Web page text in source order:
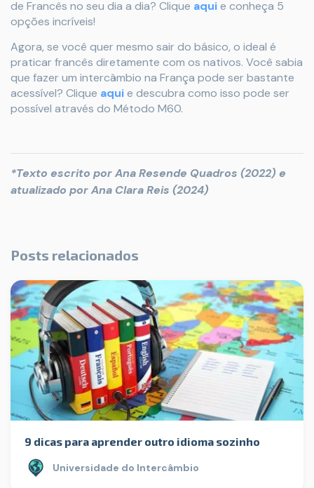
de Francês no seu dia a dia? Clique aquie conheça 5
opções incríveis!
Agora, se você quer mesmo sair do básico, o ideal é
praticar francês diretamente com os nativos. Você sabia
que fazer um intercâmbio na França pode ser bastante
acessível? Clique aquie descubra como isso pode ser
possível através do Método M60.
*Texto escrito por Ana Resende Quadros (2022) e
atualizado por Ana Clara Reis (2024)
Posts relacionados
9 dicas para aprender outro idioma sozinho
Universidade do Intercâmbio